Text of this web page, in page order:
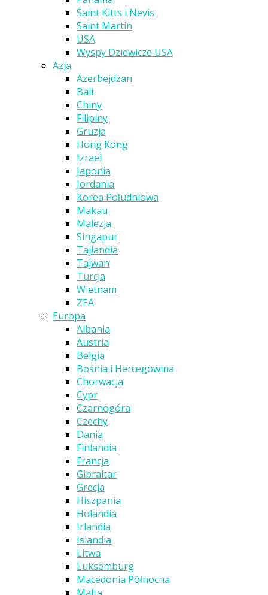
Saint Kitts i Nevis
Saint Martin
USA
Wyspy Dziewicze USA
Azja
Azerbejdżan
Bali
Chiny
Filipiny
Gruzja
Hong Kong
Izrael
Japonia
Jordania
Korea Południowa
Makau
Malezja
Singapur
Tajlandia
Tajwan
Turcja
Wietnam
ZEA
Europa
Albania
Austria
Belgia
Bośnia i Hercegowina
Chorwacja
Cypr
Czarnogóra
Czechy
Dania
Finlandia
Francja
Gibraltar
Grecja
Hiszpania
Holandia
Irlandia
Islandia
Litwa
Luksemburg
Macedonia Północna